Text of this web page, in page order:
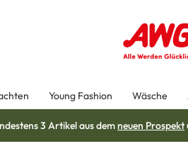
Young Fashion Wäsche
3 Artikel aus demneuen Prospekt